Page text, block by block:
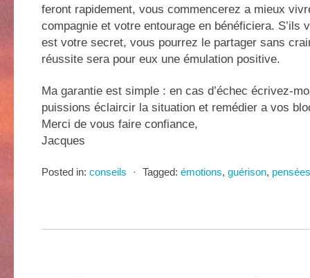
feront rapidement, vous commencerez a mieux
compagnie et votre entourage en bénéficiera. S’ils
est votre secret, vous pourrez le partager sans
réussite sera pour eux une émulation positive.
Ma garantie est simple : en cas d’échec écrivez-
puissions éclaircir la situation et remédier a vos
Merci de vous faire confiance,
Jacques
Posted in: conseils ⋅ Tagged: émotions, guérison, pensées